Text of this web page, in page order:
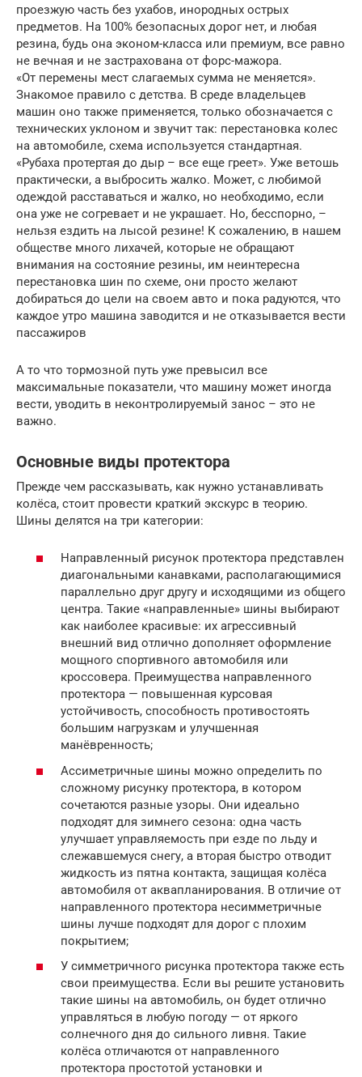
проезжую часть без ухабов, инородных острых
предметов. На 100% безопасных дорог нет, и любая
резина, будь она эконом-класса или премиум, все равно
не вечная и не застрахована от форс-мажора.
«От перемены мест слагаемых сумма не меняется».
Знакомое правило с детства. В среде владельцев
машин оно также применяется, только обозначается с
технических уклоном и звучит так: перестановка колес
на автомобиле, схема используется стандартная.
«Рубаха протертая до дыр – все еще греет». Уже ветошь
практически, а выбросить жалко. Может, с любимой
одеждой расставаться и жалко, но необходимо, если
она уже не согревает и не украшает. Но, бесспорно, –
нельзя ездить на лысой резине! К сожалению, в нашем
обществе много лихачей, которые не обращают
внимания на состояние резины, им неинтересна
перестановка шин по схеме, они просто желают
добираться до цели на своем авто и пока радуются, что
каждое утро машина заводится и не отказывается вести
пассажиров
А то что тормозной путь уже превысил все
максимальные показатели, что машину может иногда
вести, уводить в неконтролируемый занос – это не
важно.
Основные виды протектора
Прежде чем рассказывать, как нужно устанавливать
колёса, стоит провести краткий экскурс в теорию.
Шины делятся на три категории:
Направленный рисунок протектора представлен
диагональными канавками, располагающимися
параллельно друг другу и исходящими из общего
центра. Такие «направленные» шины выбирают
как наиболее красивые: их агрессивный
внешний вид отлично дополняет оформление
мощного спортивного автомобиля или
кроссовера. Преимущества направленного
протектора — повышенная курсовая
устойчивость, способность противостоять
большим нагрузкам и улучшенная
манёвренность;
Ассиметричные шины можно определить по
сложному рисунку протектора, в котором
сочетаются разные узоры. Они идеально
подходят для зимнего сезона: одна часть
улучшает управляемость при езде по льду и
слежавшемуся снегу, а вторая быстро отводит
жидкость из пятна контакта, защищая колёса
автомобиля от аквапланирования. В отличие от
направленного протектора несимметричные
шины лучше подходят для дорог с плохим
покрытием;
У симметричного рисунка протектора также есть
свои преимущества. Если вы решите установить
такие шины на автомобиль, он будет отлично
управляться в любую погоду — от яркого
солнечного дня до сильного ливня. Такие
колёса отличаются от направленного
протектора простотой установки и